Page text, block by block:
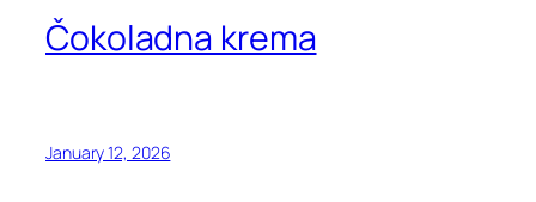
Čokoladna krema
January 12, 2026